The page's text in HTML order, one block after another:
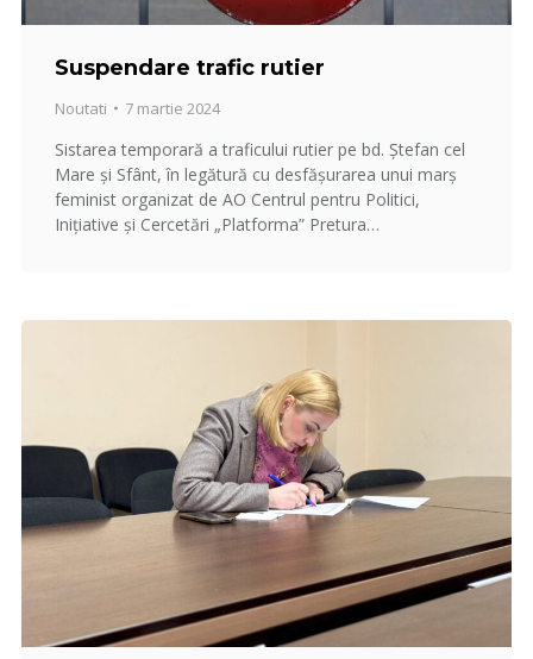
Suspendare trafic rutier
Noutati 7 martie 2024
Sistarea temporară a traficului rutier pe bd. Ştefan cel
Mare şi Sfânt, în legătură cu desfășurarea unui marș
feminist organizat de AO Centrul pentru Politici,
Inițiative și Cercetări „Platforma” Pretura…